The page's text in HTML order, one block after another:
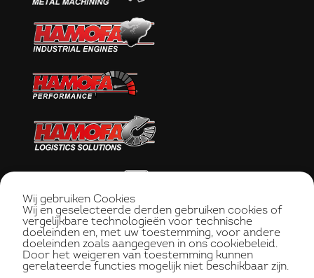
Wij gebruiken Cookies
Wij en geselecteerde derden gebruiken cookies of
vergelijkbare technologieën voor technische
doeleinden en, met uw toestemming, voor andere
doeleinden zoals aangegeven in ons cookiebeleid.
Door het weigeren van toestemming kunnen
gerelateerde functies mogelijk niet beschikbaar zijn.